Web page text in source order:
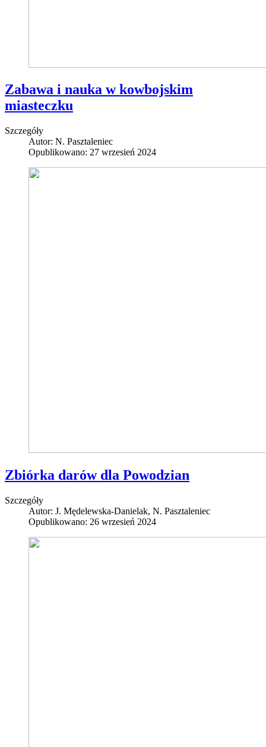
Zabawa i nauka w kowbojskim
miasteczku
Szczegóły
Autor: N. Pasztaleniec
Opublikowano: 27 wrzesień 2024
Zbiórka darów dla Powodzian
Szczegóły
Autor: J. Mędelewska-Danielak, N. Pasztaleniec
Opublikowano: 26 wrzesień 2024